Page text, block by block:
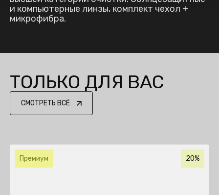
и компьютерные линзы, комплект чехол +
микрофибра.
ТОЛЬКО ДЛЯ ВАС
СМОТРЕТЬ ВСЁ
Премиум 20%